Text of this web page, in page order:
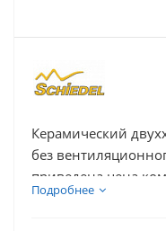
Керамический
без
приведена цена
из керамики с
Подробнее